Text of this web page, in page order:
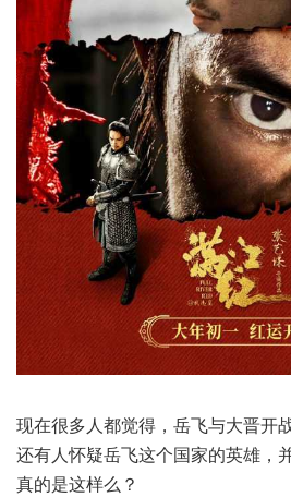
现在很多人都觉得，岳飞与大晋开
还有人怀疑岳飞这个国家的英雄，
真的是这样么？